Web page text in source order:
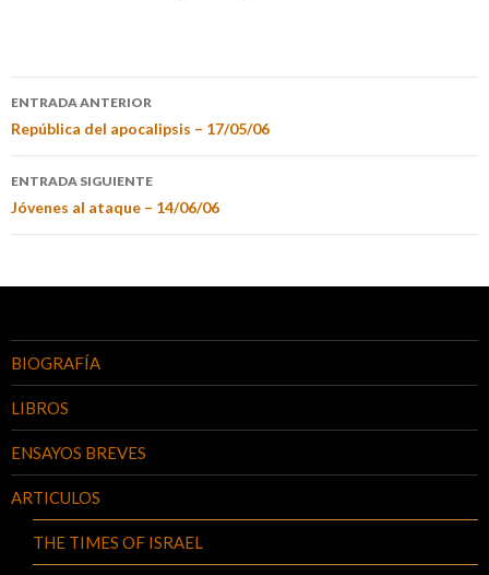
ENTRADA ANTERIOR
República del apocalipsis – 17/05/06
ENTRADA SIGUIENTE
Jóvenes al ataque – 14/06/06
BIOGRAFÍA
LIBROS
ENSAYOS BREVES
ARTICULOS
THE TIMES OF ISRAEL